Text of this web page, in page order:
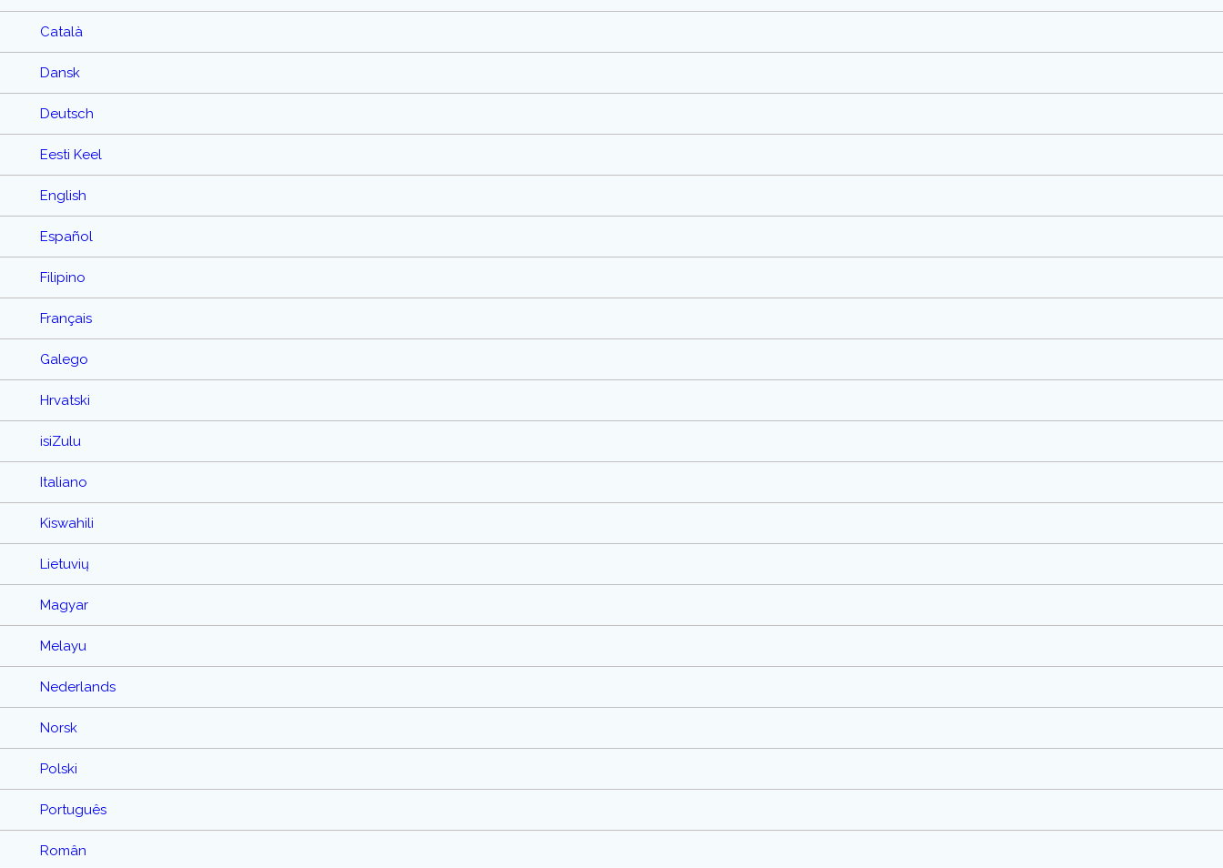
Català
Dansk
Deutsch
Eesti Keel
English
Español
Filipino
Français
Galego
Hrvatski
isiZulu
Italiano
Kiswahili
Lietuvių
Magyar
Melayu
Nederlands
Norsk
Polski
Português
Român